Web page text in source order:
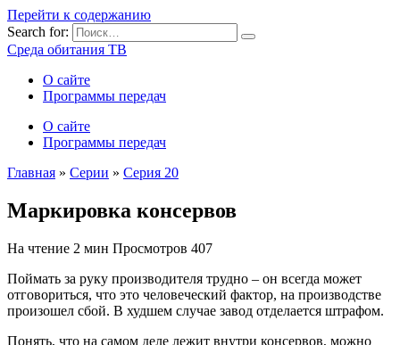
Перейти к содержанию
Search for:
Среда обитания ТВ
О сайте
Программы передач
О сайте
Программы передач
Главная » Серии » Серия 20
Маркировка консервов
На чтение 2 мин Просмотров 407
Поймать за руку производителя трудно – он всегда может
отговориться, что это человеческий фактор, на производстве
произошел сбой. В худшем случае завод отделается штрафом.
Понять, что на самом деле лежит внутри консервов, можно